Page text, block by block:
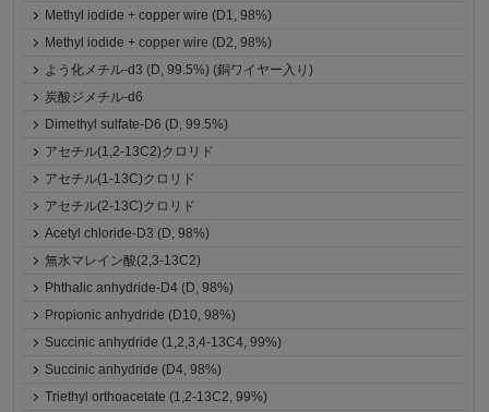
Methyl iodide + copper wire (D1, 98%)
Methyl iodide + copper wire (D2, 98%)
よう化メチル-d3 (D, 99.5%) (銅ワイヤー入り)
炭酸ジメチル-d6
Dimethyl sulfate-D6 (D, 99.5%)
アセチル(1,2-13C2)クロリド
アセチル(1-13C)クロリド
アセチル(2-13C)クロリド
Acetyl chloride-D3 (D, 98%)
無水マレイン酸(2,3-13C2)
Phthalic anhydride-D4 (D, 98%)
Propionic anhydride (D10, 98%)
Succinic anhydride (1,2,3,4-13C4, 99%)
Succinic anhydride (D4, 98%)
Triethyl orthoacetate (1,2-13C2, 99%)